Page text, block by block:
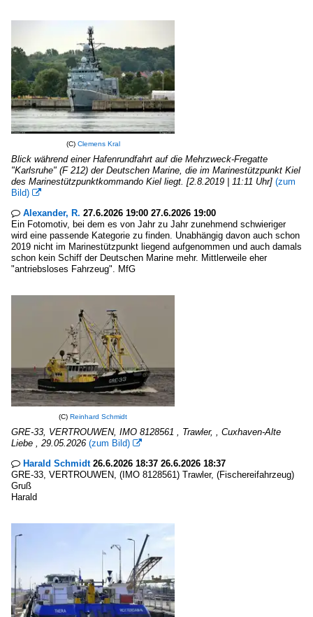
(C) Clemens Kral
Blick während einer Hafenrundfahrt auf die Mehrzweck-Fregatte
"Karlsruhe" (F 212) der Deutschen Marine, die im Marinestützpunkt Kiel
des Marinestützpunktkommando Kiel liegt. [2.8.2019 | 11:11 Uhr] (zum
Bild) 
 Alexander, R. 27.6.2026 19:00 27.6.2026 19:00
Ein Fotomotiv, bei dem es von Jahr zu Jahr zunehmend schwieriger
wird eine passende Kategorie zu finden. Unabhängig davon auch schon
2019 nicht im Marinestützpunkt liegend aufgenommen und auch damals
schon kein Schiff der Deutschen Marine mehr. Mittlerweile eher
"antriebsloses Fahrzeug". MfG
(C) Reinhard Schmidt
GRE-33, VERTROUWEN, IMO 8128561 , Trawler, , Cuxhaven-Alte
Liebe , 29.05.2026 (zum Bild) 
 Harald Schmidt26.6.2026 18:37 26.6.2026 18:37
GRE-33, VERTROUWEN, (IMO 8128561) Trawler, (Fischereifahrzeug)
Gruß
Harald